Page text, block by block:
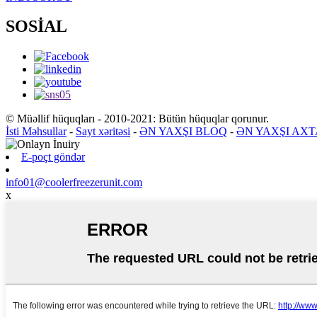
SOSİAL
© Müəllif hüquqları - 2010-2021: Bütün hüquqlar qorunur.
İsti Məhsullar- Sayt xəritəsi - ƏN YAXŞI BLOQ - ƏN YAXŞI
E-poçt göndər
info01@coolerfreezerunit.com
x